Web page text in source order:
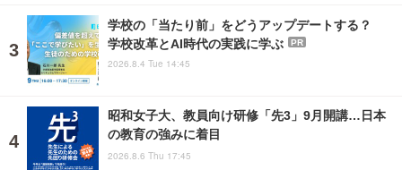
学校の「当たり前」をどうアップデートする？
学校改革とAI時代の実践に学ぶ
PR
2026.8.4 Tue 14:45
昭和女子大、教員向け研修「先3」9月開講…日本
の教育の強みに着目
2026.8.6 Thu 17:45